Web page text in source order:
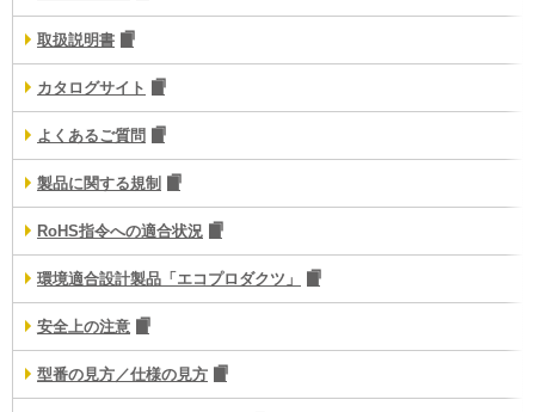
取扱説明書
カタログサイト
よくあるご質問
製品に関する規制
RoHS指令への適合状況
環境適合設計製品「エコプロダクツ」
安全上の注意
型番の見方／仕様の見方